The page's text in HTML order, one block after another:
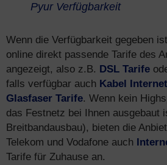
Pyur Verfügbarkeit
Wenn die Verfügbarkeit gegeben
online direkt passende Tarife des
angezeigt, also z.B. DSL Tarife
falls verfügbar auch Kabel
Glasfaser Tarife. Wenn kein
das Festnetz bei Ihnen ausgebaut
Breitbandausbau), bieten die
Telekom und Vodafone auch
Tarife für Zuhause an.